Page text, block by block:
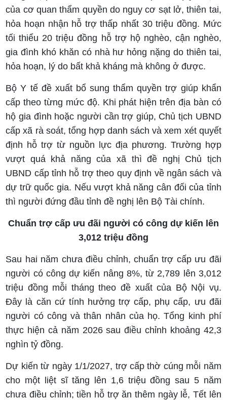
của cơ quan thẩm quyền do nguy cơ sạt lở, thiên tai,
hỏa hoạn nhận hỗ trợ thấp nhất 30 triệu đồng. Mức
tối thiểu 20 triệu đồng hỗ trợ hộ nghèo, cận nghèo,
gia đình khó khăn có nhà hư hỏng nặng do thiên tai,
hỏa hoạn, lý do bất khả kháng mà không ở được.
Bộ Y tế đề xuất bổ sung thẩm quyền trợ giúp khẩn
cấp theo từng mức độ. Khi phát hiện trên địa bàn có
hộ gia đình hoặc người cần trợ giúp, Chủ tịch UBND
cấp xã rà soát, tổng hợp danh sách và xem xét quyết
định hỗ trợ từ nguồn lực địa phương. Trường hợp
vượt quá khả năng của xã thì đề nghị Chủ tịch
UBND cấp tỉnh hỗ trợ theo quy định về ngân sách và
dự trữ quốc gia. Nếu vượt khả năng cân đối của tỉnh
thì người đứng đầu tỉnh đề nghị lên Bộ Tài chính.
Chuẩn trợ cấp ưu đãi người có công dự kiến lên
3,012 triệu đồng
Sau hai năm chưa điều chỉnh, chuẩn trợ cấp ưu đãi
người có công dự kiến nâng 8%, từ 2,789 lên 3,012
triệu đồng mỗi tháng theo đề xuất của Bộ Nội vụ.
Đây là căn cứ tính hưởng trợ cấp, phụ cấp, ưu đãi
người có công và thân nhân của họ. Tổng kinh phí
thực hiện cả năm 2026 sau điều chỉnh khoảng 42,3
nghìn tỷ đồng.
Dự kiến từ ngày 1/1/2027, trợ cấp thờ cúng mỗi năm
cho một liệt sĩ tăng lên 1,6 triệu đồng sau 5 năm
chưa điều chỉnh; tiền hỗ trợ ăn thêm ngày lễ, Tết lên